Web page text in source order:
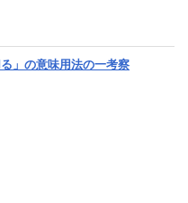
」の意味用法の一考察